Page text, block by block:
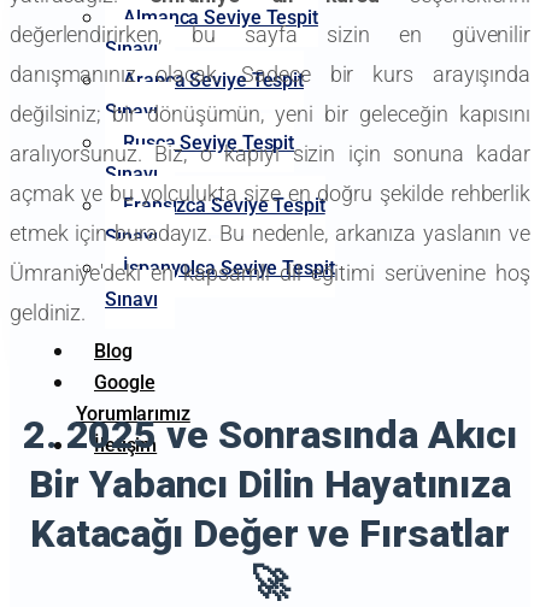
Almanca Seviye Tespit
Sınavı
Arapça Seviye Tespit
Sınavı
Rusça Seviye Tespit
Sınavı
Fransızca Seviye Tespit
Sınavı
İspanyolca Seviye Tespit
Sınavı
Blog
Google
Yorumlarımız
İletişim
değerlendirirken, bu sayfa sizin en güvenilir
danışmanınız olacak. Sadece bir kurs arayışında
değilsiniz; bir dönüşümün, yeni bir geleceğin kapısını
aralıyorsunuz. Biz, o kapıyı sizin için sonuna kadar
açmak ve bu yolculukta size en doğru şekilde rehberlik
etmek için buradayız. Bu nedenle, arkanıza yaslanın ve
Ümraniye'deki en kapsamlı dil eğitimi serüvenine hoş
geldiniz.
2. 2025 ve Sonrasında Akıcı
Bir Yabancı Dilin Hayatınıza
Katacağı Değer ve Fırsatlar
🚀